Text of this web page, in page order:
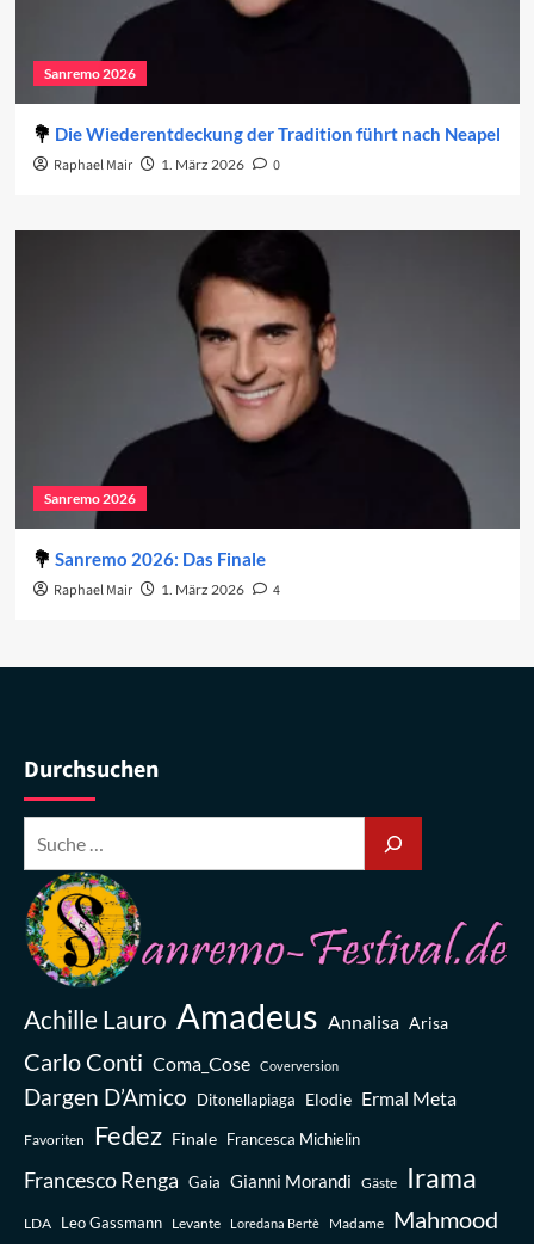
Sanremo 2026
Die Wiederentdeckung der Tradition führt nach Neapel
Raphael Mair 1. März 2026 0
Sanremo 2026
Sanremo 2026: Das Finale
Raphael Mair 1. März 2026 4
Durchsuchen
Achille Lauro Amadeus Annalisa Arisa
Carlo Conti Coma_Cose Coverversion
Dargen D’Amico Ditonellapiaga Elodie Ermal Meta
Favoriten Fedez Finale Francesca Michielin
Francesco Renga Gaia Gianni Morandi Gäste Irama
LDA Leo Gassmann Levante Loredana Bertè Madame Mahmood